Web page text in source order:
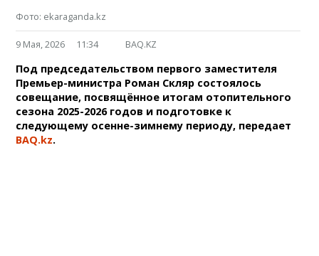
Фото: ekaraganda.kz
9 Мая, 2026 11:34 BAQ.KZ
Под председательством первого заместителя
Премьер-министра Роман Скляр состоялось
совещание, посвящённое итогам отопительного
сезона 2025-2026 годов и подготовке к
следующему осенне-зимнему периоду, передает
BAQ.kz.